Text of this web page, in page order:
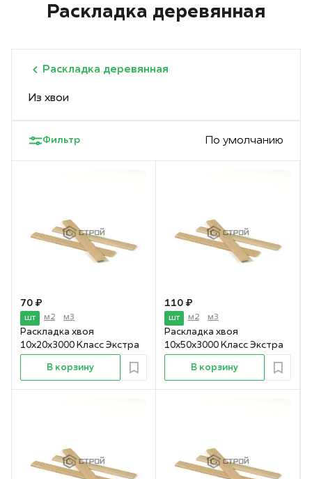
Раскладка деревянная
Раскладка деревянная
Из хвои
Фильтр По умолчанию
70 ₽
шт м2 м3
Раскладка хвоя
10х20х3000 Класс Экстра
В корзину
110 ₽
шт м2 м3
Раскладка хвоя
10х50х3000 Класс Экстра
В корзину